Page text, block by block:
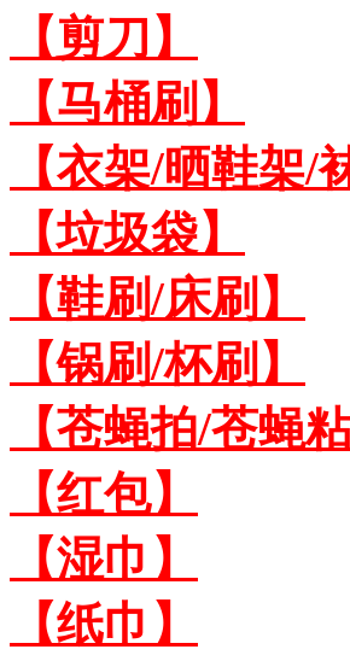
【剪刀】
【马桶刷】
【衣架/晒鞋架
【垃圾袋】
【鞋刷/床刷】
【锅刷/杯刷】
【苍蝇拍/苍蝇粘
【红包】
【湿巾】
【纸巾】